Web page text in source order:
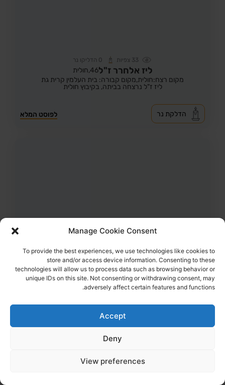
Manage Cookie Consent
To provide the best experiences, we use technologies like cookies to
store and/or access device information. Consenting to these
technologies will allow us to process data such as browsing behavior or
unique IDs on this site. Not consenting or withdrawing consent, may
adversely affect certain features and functions.
Accept
Deny
View preferences
33 צפיות 0 הדליקו נר
ליז אלחרר ז"ל46, חולית
מקום רצח:חולית,מקום קבורה: בית העלמין קרית גת
ליז ז"ל נרצחה בביתה, בקיבוץ חולית
לפוסט המלא הדלקת נר
25צפיות 1הדליקו נר
סמל ליאל ויינשטיין ז"ל
סמל ליאל ויינשטיין ז"ל נרצחה במסיבת הנובה